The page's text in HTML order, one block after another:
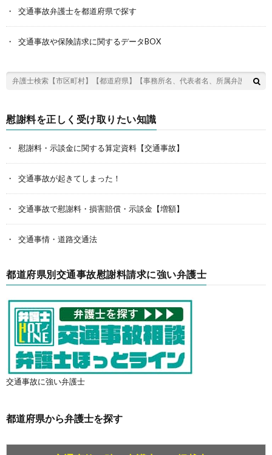
交通事故弁護士を都道府県で探す
交通事故や保険請求に関するデータBOX
慰謝料を正しく受け取りたい知識
慰謝料・示談金に関する算定資料【交通事故】
交通事故が起きてしまった！
交通事故で慰謝料・損害賠償・示談金【増額】
交通事情・道路交通法
都道府県別交通事故慰謝料請求に強い弁護士
交通事故に強い弁護士
都道府県から弁護士を探す